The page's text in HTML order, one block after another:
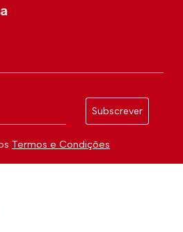
Subscrever
Termos e Condições